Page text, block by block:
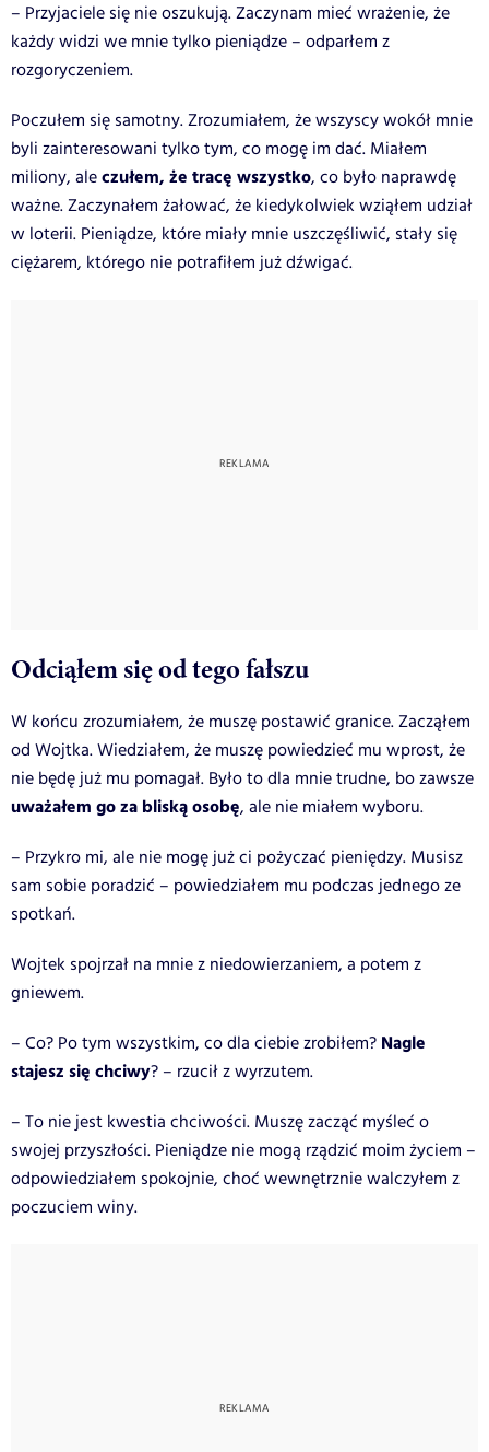
– Przyjaciele się nie oszukują. Zaczynam mieć wrażenie, że
każdy widzi we mnie tylko pieniądze – odparłem z
rozgoryczeniem.
Poczułem się samotny. Zrozumiałem, że wszyscy wokół mnie
byli zainteresowani tylko tym, co mogę im dać. Miałem
miliony, aleczułem, że tracę wszystko, co było naprawdę
ważne. Zaczynałem żałować, że kiedykolwiek wziąłem udział
w loterii. Pieniądze, które miały mnie uszczęśliwić, stały się
ciężarem, którego nie potrafiłem już dźwigać.
Odciąłem się od tego fałszu
W końcu zrozumiałem, że muszę postawić granice. Zacząłem
od Wojtka. Wiedziałem, że muszę powiedzieć mu wprost, że
nie będę już mu pomagał. Było to dla mnie trudne, bo zawsze
uważałem go za bliską osobę, ale nie miałem wyboru.
– Przykro mi, ale nie mogę już ci pożyczać pieniędzy. Musisz
sam sobie poradzić – powiedziałem mu podczas jednego ze
spotkań.
Wojtek spojrzał na mnie z niedowierzaniem, a potem z
gniewem.
– Co? Po tym wszystkim, co dla ciebie zrobiłem? Nagle
stajesz się chciwy? – rzucił z wyrzutem.
– To nie jest kwestia chciwości. Muszę zacząć myśleć o
swojej przyszłości. Pieniądze nie mogą rządzić moim życiem –
odpowiedziałem spokojnie, choć wewnętrznie walczyłem z
poczuciem winy.